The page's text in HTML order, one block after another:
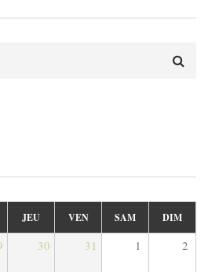
JEU VEN SAM DIM
30 31 1 2